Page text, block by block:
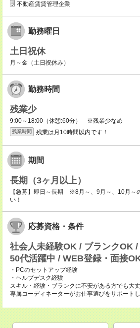
不動産賃貸管理企業
勤務曜日
土日祝休
月～金（土日祝休み）
勤務時間
残業少
9:00～18:00（休憩:60分） ※残業少なめ
残業時間 残業は月10時間以内です！
期間
長期（3ヶ月以上）
【急募】即日～長期 ※8月～、9月～、10月～
い！
応募資格・条件
社会人未経験OK / ブランクOK
50代活躍中 / WEB登録・面接
・PCのセットアップ経験
・ヘルプデスク経験
スキル・経験・ブランクに不安がある方でも大丈
専属コーディネーターがお仕事選びをサポート